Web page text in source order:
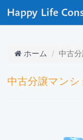
ホーム 中古
中古分譲マンシ